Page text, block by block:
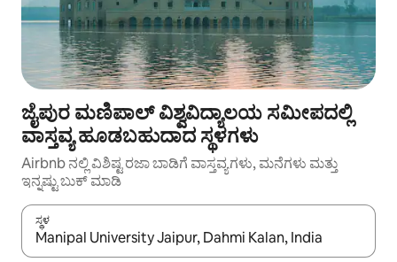
ಜೈಪುರ ಮಣಿಪಾಲ್ ವಿಶ್ವವಿದ್ಯಾಲಯ ಸಮೀಪದಲ್ಲಿ
ವಾಸ್ತವ್ಯ ಹೂಡಬಹುದಾದ ಸ್ಥಳಗಳು
Airbnb ನಲ್ಲಿ ವಿಶಿಷ್ಟ ರಜಾ ಬಾಡಿಗೆ ವಾಸ್ತವ್ಯಗಳು, ಮನೆಗಳು ಮತ್ತು
ಇನ್ನಷ್ಟು ಬುಕ್ ಮಾಡಿ
ಸ್ಥಳ
ಫಲಿತಾಂಶಗಳು ಲಭ್ಯವಿರುವಾಗ, ಅಪ್ ಮತ್ತು ಡೌನ್ ಬಾಣದ ಕೀಲಿಗಳೊಂದಿಗೆ